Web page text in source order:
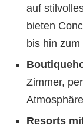
auf
bieten
bis hin zum
Zimmer,
Resorts